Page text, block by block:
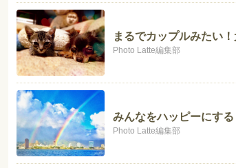
まるでカップルみたい
Photo Latte編集部
みんなをハッピーにす
Photo Latte編集部